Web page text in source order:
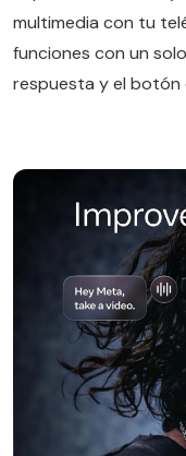
multimedia con tu
funciones con un
respuesta y el botón